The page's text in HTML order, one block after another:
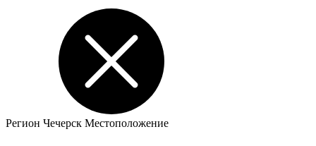
Регион Чечерск Местоположение